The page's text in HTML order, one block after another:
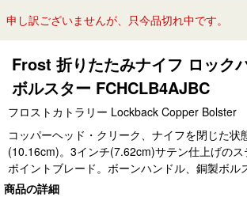
申し訳ございませんが、只今品切れ中です。
Frost 折りたたみナイフ ロック
ボルスター FCHCLB4AJBC
フロストカトラリー Lockback Copper Bolster
コッパーヘッド・クリーク、ナイフを閉じた状
(10.16cm)。3インチ(7.62cm)サテン仕上げの
ポイントブレード。ボーンハンドル、銅製ボル
商品の詳細